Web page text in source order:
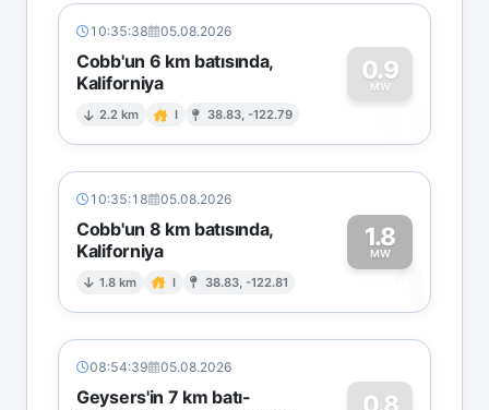
10:35:38 05.08.2026
Cobb'un 6 km batısında,
Kaliforniya
2.2 km I 38.83, -122.79
0.9
MW
0
10:35:18 05.08.2026
Cobb'un 8 km batısında,
Kaliforniya
1.8 km I 38.83, -122.81
1.8
MW1
08:54:39 05.08.2026
Geysers'in 7 km batı-
0.8